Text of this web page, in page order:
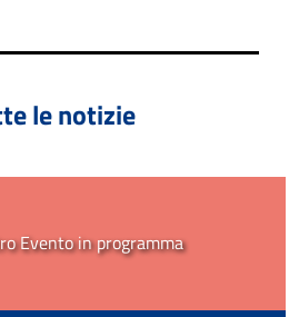
le notizie
Evento in programma